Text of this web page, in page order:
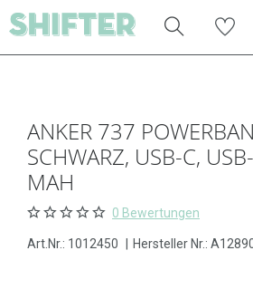
ANKER 737
SCHWARZ, USB-C,
MAH
0 Bewertungen
Art.Nr.: 1012450 Hersteller Nr.: